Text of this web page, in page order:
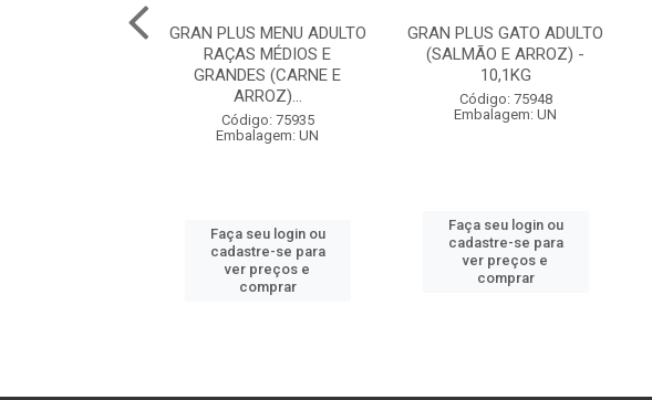
GRAN PLUS MENU ADULTO
RAÇAS MÉDIOS E
GRANDES (CARNE E
ARROZ)...
Código: 75935
Embalagem: UN
Faça seu login ou
cadastre-se para
ver preços e
comprar
GRAN PLUS GATO ADULTO
(SALMÃO E ARROZ) -
10,1KG
Código: 75948
Embalagem: UN
Faça seu login ou
cadastre-se para
ver preços e
comprar